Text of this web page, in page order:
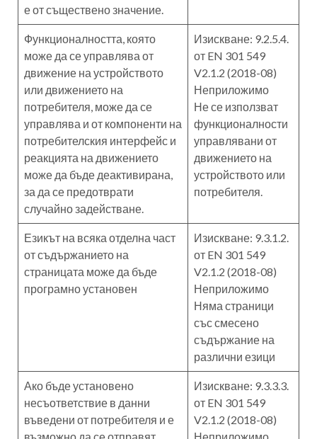
е от съществено значение.
Функционалността, която
може да се управлява от
движение на устройството
или движението на
потребителя, може да се
управлява и от компоненти на
потребителския интерфейс и
реакцията на движението
може да бъде деактивирана,
за да се предотврати
случайно задействане.
Изискване: 9.2.5.4.
от EN 301 549
V2.1.2 (2018-08)
Неприложимо
Не се използват
функционалности
управлявани от
движението на
устройството или
потребителя.
Езикът на всяка отделна част
от съдържанието на
страницата може да бъде
програмно установен
Изискване: 9.3.1.2.
от EN 301 549
V2.1.2 (2018-08)
Неприложимо
Няма страници
със смесено
съдържание на
различни езици
Ако бъде установено
несъответствие в данни
въведени от потребителя и е
Изискване: 9.3.3.3.
от EN 301 549
V2.1.2 (2018-08)